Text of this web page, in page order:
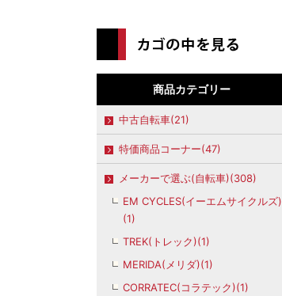
商品カテゴリー
中古自転車(21)
特価商品コーナー(47)
メーカーで選ぶ(自転車)(308)
EM CYCLES(イーエムサイクルズ)
(1)
TREK(トレック)(1)
MERIDA(メリダ)(1)
CORRATEC(コラテック)(1)